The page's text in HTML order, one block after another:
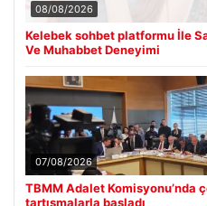
08/08/2026
Kelebek sohbet platformu İle
Ve Muhabbet Deneyimi
07/08/2026
TBMM Adalet Komisyonu’nda
tartışmalarla başladı